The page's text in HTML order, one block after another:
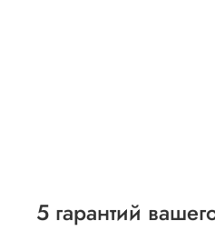
5 гарантий